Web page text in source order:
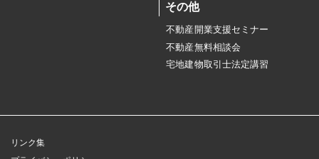
その他
不動産開業支援セミナー
不動産無料相談会
宅地建物取引士法定講習
リンク集